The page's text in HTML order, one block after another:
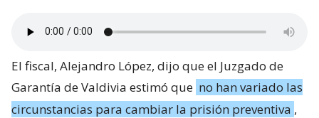
El fiscal, Alejandro López, dijo que el Juzgado de
Garantía de Valdivia estimó que no han variado las
circunstancias para cambiar la prisión preventiva ,